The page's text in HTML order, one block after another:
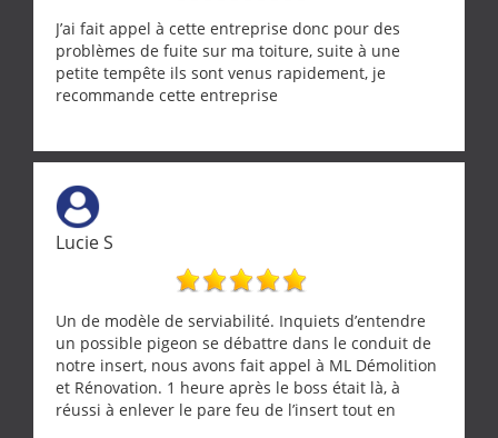
J’ai fait appel à cette entreprise donc pour des
problèmes de fuite sur ma toiture, suite à une
petite tempête ils sont venus rapidement, je
recommande cette entreprise
Lucie S
Un de modèle de serviabilité. Inquiets d’entendre
un possible pigeon se débattre dans le conduit de
notre insert, nous avons fait appel à ML Démolition
et Rénovation. 1 heure après le boss était là, à
réussi à enlever le pare feu de l’insert tout en